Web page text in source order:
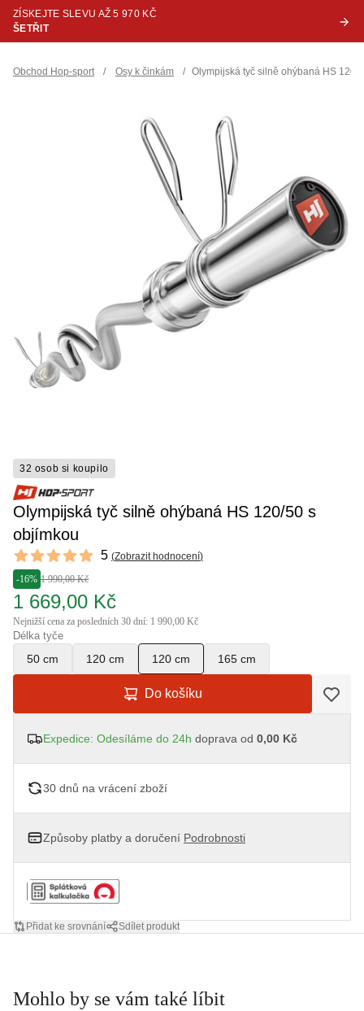
ZÍSKEJTE SLEVU AŽ 5 970 KČ
ŠETŘIT
Obchod Hop-sport / Osy k činkám / Olympijská tyč silně ohýbaná HS 120/
32 osob si koupilo
Olympijská tyč silně ohýbaná HS 120/50 s
objímkou
Reviews
5 out of 5 stars 5 (Zobrazit hodnocení)
-16% 1 990,00 Kč
1 669,00 Kč
Nejnižší cena za posledních 30 dní: 1 990,00 Kč
Délka tyče
50 cm 120 cm 120 cm 165 cm
Do košíku
Expedice: Odesíláme do 24h doprava od 0,00 Kč
30 dnů na vrácení zboží
Způsoby platby a doručení Podrobnosti
Přidat ke srovnání Sdílet produkt
Mohlo by se vám také líbit